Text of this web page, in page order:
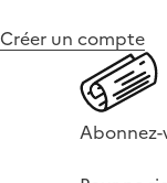
Créer un compte